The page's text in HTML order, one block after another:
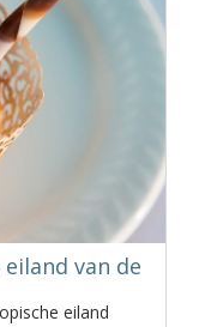
van de
eiland